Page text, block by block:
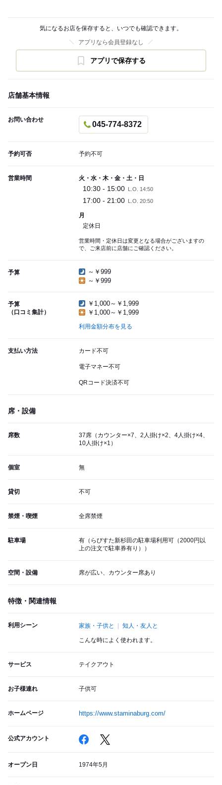
気になるお店を保存すると、いつでも確認できます。
アプリなら会員登録なし
アプリで保存する
店舗基本情報
お問い合わせ
045-774-8372
予約可否 予約不可
営業時間 火・水・木・金・土・日
10:30 - 15:00 L.O. 14:50
17:00 - 21:00 L.O. 20:50
月
定休日
営業時間・定休日は変更となる場合がございますの
で、ご来店前に店舗にご確認ください。
予算
～￥999
～￥999
予算
（口コミ集計）
￥1,000～￥1,999
￥1,000～￥1,999
利用金額分布を見る
支払い方法 カード不可
電子マネー不可
QRコード決済不可
席・設備
席数
37席（カウンター×7、2人掛け×2、4人掛け×4、
10人掛け×1）
個室 無
貸切 不可
禁煙・喫煙 全席禁煙
駐車場
有（らびすた新杉田の駐車場利用可（2000円以
上の注文で駐車券有り））
空間・設備 席が広い、カウンター席あり
特徴・関連情報
利用シーン 家族・子供と 知人・友人と
こんな時によく使われます。
サービス テイクアウト
お子様連れ 子供可
ホームページ https://www.staminaburg.com/
公式アカウント
オープン日 1974年5月